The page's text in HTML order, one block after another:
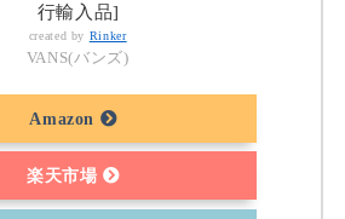
行輸入品]
created by Rinker
VANS(バンズ)
Amazon
楽天市場